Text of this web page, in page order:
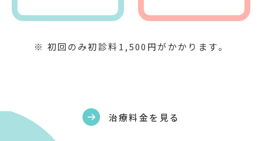
※ 初回のみ初診料 1,500 円がかかります。
治療料金を見る